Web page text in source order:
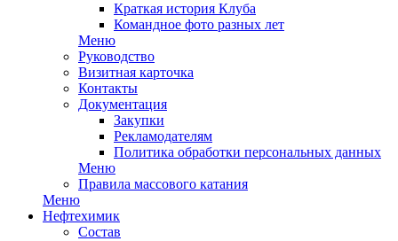
Краткая история Клуба
Командное фото разных лет
Меню
Руководство
Визитная карточка
Контакты
Документация
Закупки
Рекламодателям
Политика обработки персональных данных
Меню
Правила массового катания
Меню
Нефтехимик
Состав